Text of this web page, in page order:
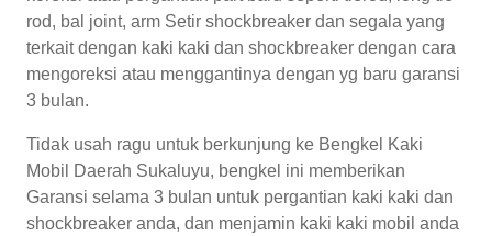
rod, bal joint, arm Setir shockbreaker dan segala yang
terkait dengan kaki kaki dan shockbreaker dengan cara
mengoreksi atau menggantinya dengan yg baru garansi
3 bulan.
Tidak usah ragu untuk berkunjung ke Bengkel Kaki
Mobil Daerah Sukaluyu, bengkel ini memberikan
Garansi selama 3 bulan untuk pergantian kaki kaki dan
shockbreaker anda, dan menjamin kaki kaki mobil anda